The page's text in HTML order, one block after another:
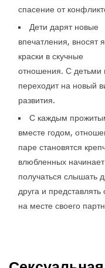
спасение от
Дети дарят новые
впечатления, вносят
краски в скучные
отношения. С детьми
переходит на новый
развития.
С каждым
вместе годом,
паре становятся
влюбленных начинает
получаться слышать
друга и представлять
на месте своего